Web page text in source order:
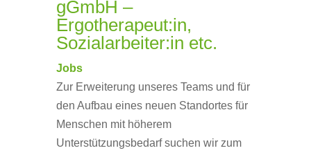
gGmbH –
Ergotherapeut:in,
Sozialarbeiter:in etc.
Jobs
Zur Erweiterung unseres Teams und für
den Aufbau eines neuen Standortes für
Menschen mit höherem
Unterstützungsbedarf suchen wir zum